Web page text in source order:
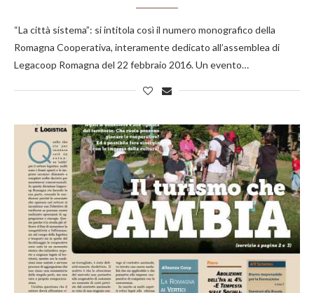
“La città sistema”: si intitola così il numero monografico della
Romagna Cooperativa, interamente dedicato all’assemblea di
Legacoop Romagna del 22 febbraio 2016. Un evento…